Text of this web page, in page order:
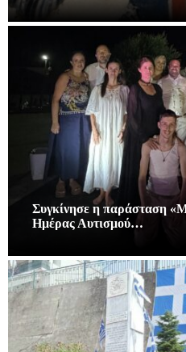
Συγκίνησε η παράσταση
Ημέρας Αυτισμού…